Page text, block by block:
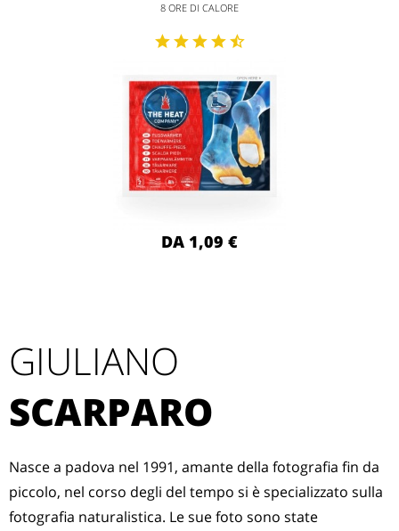
8 ORE DI CALORE
DA 1,09 €
GIULIANO
SCARPARO
Nasce a padova nel 1991, amante della fotografia fin da
piccolo, nel corso degli del tempo si è specializzato sulla
fotografia naturalistica. Le sue foto sono state